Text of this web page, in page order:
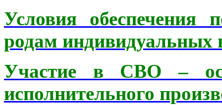
Условия обеспечения
родам индивидуальных
Участие в СВО –
исполнительного